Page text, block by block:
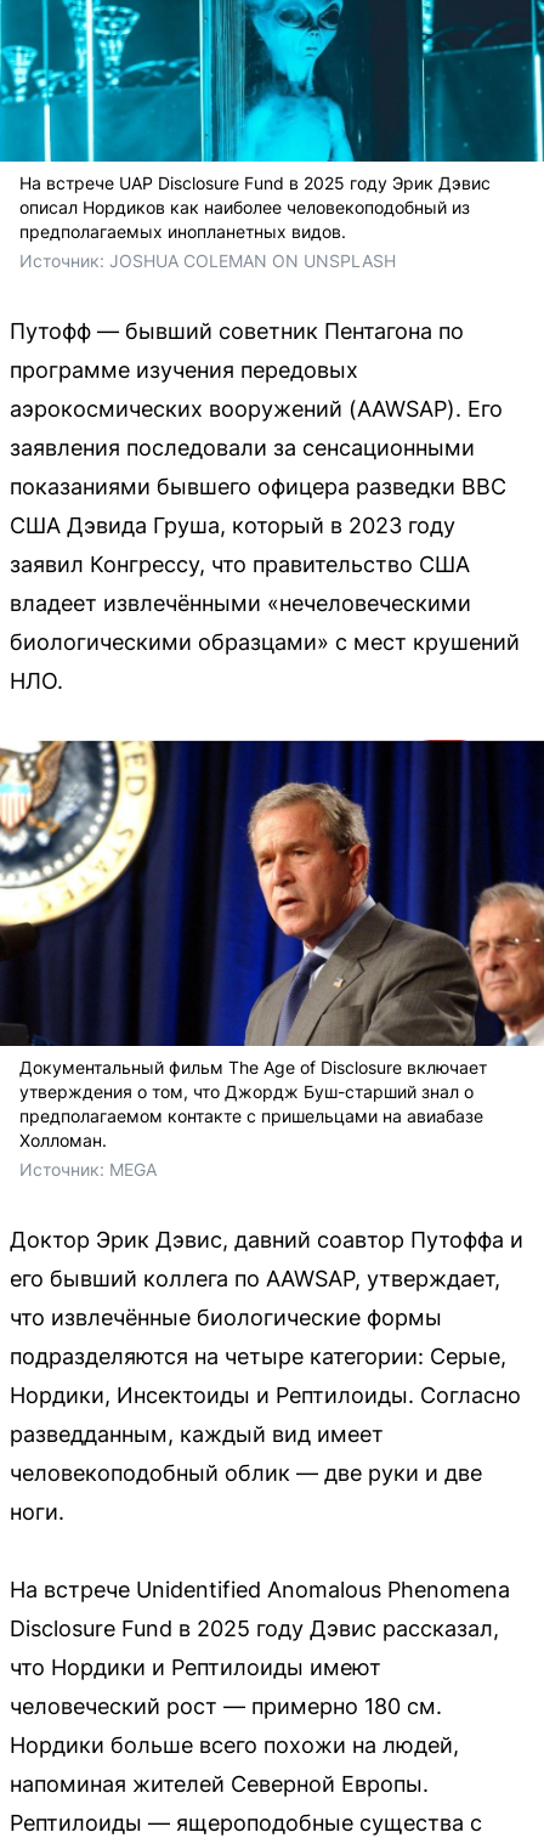
На встрече UAP Disclosure Fund в 2025 году Эрик Дэвис
описал Нордиков как наиболее человекоподобный из
предполагаемых инопланетных видов.
Источник: JOSHUA COLEMAN ON UNSPLASH
Путофф — бывший советник Пентагона по
программе изучения передовых
аэрокосмических вооружений (AAWSAP). Его
заявления последовали за сенсационными
показаниями бывшего офицера разведки ВВС
США Дэвида Груша, который в 2023 году
заявил Конгрессу, что правительство США
владеет извлечёнными «нечеловеческими
биологическими образцами» с мест крушений
НЛО.
Документальный фильм The Age of Disclosure включает
утверждения о том, что Джордж Буш-старший знал о
предполагаемом контакте с пришельцами на авиабазе
Холломан.
Источник: MEGA
Доктор Эрик Дэвис, давний соавтор Путоффа и
его бывший коллега по AAWSAP, утверждает,
что извлечённые биологические формы
подразделяются на четыре категории: Серые,
Нордики, Инсектоиды и Рептилоиды. Согласно
разведданным, каждый вид имеет
человекоподобный облик — две руки и две
ноги.
На встрече Unidentified Anomalous Phenomena
Disclosure Fund в 2025 году Дэвис рассказал,
что Нордики и Рептилоиды имеют
человеческий рост — примерно 180 см.
Нордики больше всего похожи на людей,
напоминая жителей Северной Европы.
Рептилоиды — ящероподобные существа с